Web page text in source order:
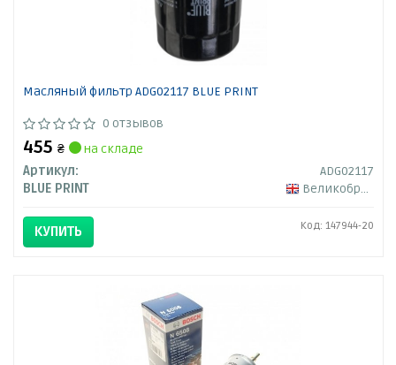
Масляный фильтр ADG02117 BLUE PRINT
0 отзывов
455 ₴
на складе
Артикул:
ADG02117
BLUE PRINT
Великобритания
КУПИТЬ Код: 147944-20